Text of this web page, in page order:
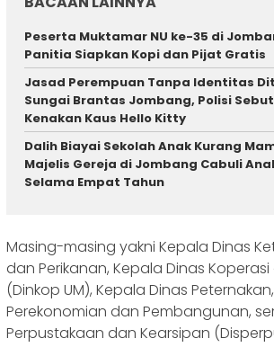
Peserta Muktamar NU ke-35 di
Panitia Siapkan Kopi dan Pijat Gratis
Jasad Perempuan Tanpa Identitas
Sungai Brantas Jombang, Polisi
Kenakan Kaus Hello Kitty
Dalih Biayai Sekolah Anak Kurang
Majelis Gereja di Jombang Cabuli
Selama Empat Tahun
Masing-masing yakni Kepala Dinas
dan Perikanan, Kepala Dinas
(Dinkop UM), Kepala Dinas
Perekonomian dan Pembangunan,
Perpustakaan dan Kearsipan